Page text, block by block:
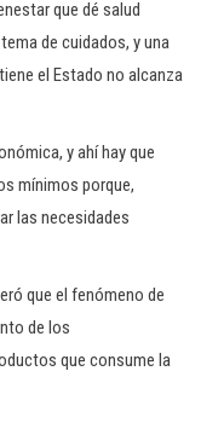
que dé salud
de cuidados, y una
el Estado no alcanza
y ahí hay que
mínimos porque,
las necesidades
que el fenómeno de
de los
que consume la